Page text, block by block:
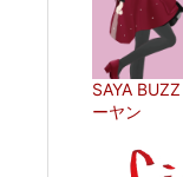
SAYA
ーヤン